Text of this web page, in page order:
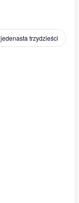
jedenasta trzydzieści